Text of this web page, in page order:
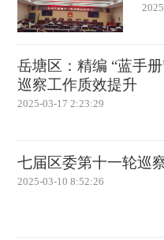
岳塘区：精编 “蓝手册”破
巡察工作质效提升
2025-03-17 2:23:29
七届区委第十一轮巡
2025-03-10 8:52:26